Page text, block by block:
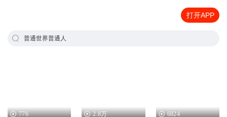
打开APP
普通世界普通人
776 2.8万 6824